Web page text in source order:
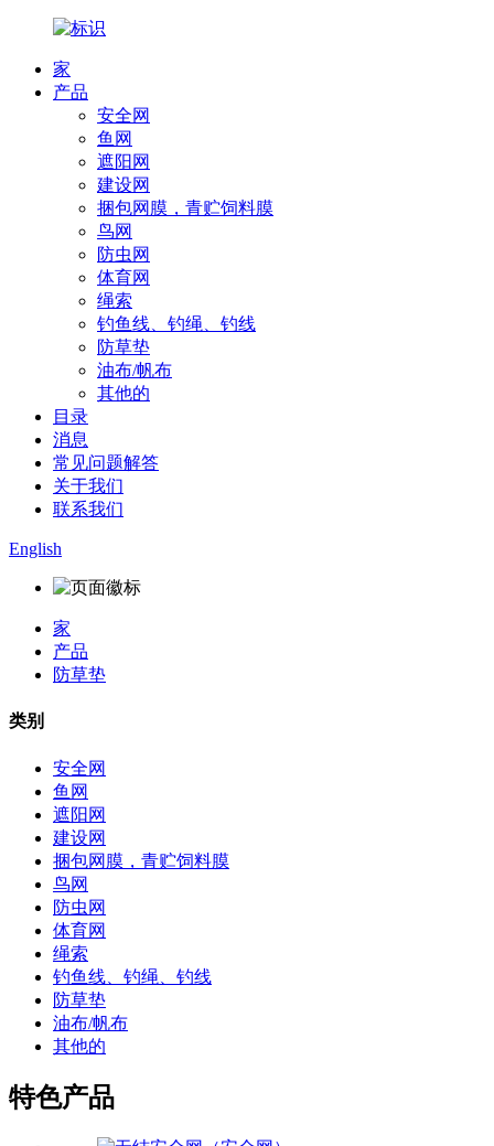
家
产品
安全网
鱼网
遮阳网
建设网
捆包网膜，青贮饲料膜
鸟网
防虫网
体育网
绳索
钓鱼线、钓绳、钓线
防草垫
油布/帆布
其他的
目录
消息
常见问题解答
关于我们
联系我们
English
家
产品
防草垫
类别
安全网
鱼网
遮阳网
建设网
捆包网膜，青贮饲料膜
鸟网
防虫网
体育网
绳索
钓鱼线、钓绳、钓线
防草垫
油布/帆布
其他的
特色产品